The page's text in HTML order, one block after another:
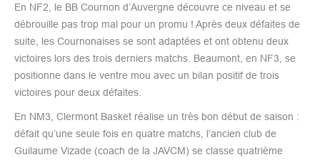
En NF2, le BB Cournon d’Auvergne découvre ce niveau et se
débrouille pas trop mal pour un promu ! Après deux défaites de
suite, les Cournonaises se sont adaptées et ont obtenu deux
victoires lors des trois derniers matchs. Beaumont, en NF3, se
positionne dans le ventre mou avec un bilan positif de trois
victoires pour deux défaites.
En NM3, Clermont Basket réalise un très bon début de saison :
défait qu’une seule fois en quatre matchs, l’ancien club de
Guilaume Vizade (coach de la JAVCM) se classe quatrième